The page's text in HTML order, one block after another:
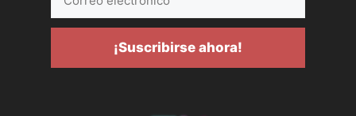
electrónico
¡Suscribirse ahora!